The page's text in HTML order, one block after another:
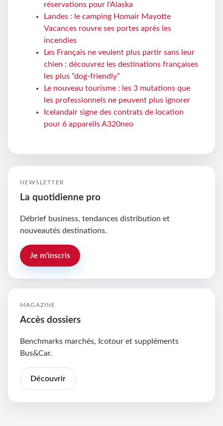
réservations pour l'Alaska
Landes : le camping Homair Mayotte
Vacances rouvre ses portes après les
incendies
Les Français ne veulent plus partir sans leur
chien : découvrez les destinations françaises
les plus “dog-friendly”
Le nouveau tourisme : les 3 mutations que
les professionnels ne peuvent plus ignorer
Icelandair signe des contrats de location
pour 6 appareils A320neo
NEWSLETTER
La quotidienne pro
Débrief business, tendances distribution et
nouveautés destinations.
Je m'inscris
MAGAZINE
Accès dossiers
Benchmarks marchés, Icotour et suppléments
Bus&Car.
Découvrir